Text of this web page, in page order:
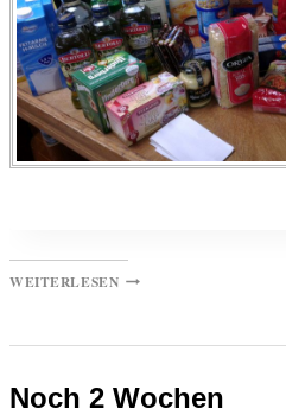
WEITERLESENTÖRNVORBEREITUNG
Noch 2 Wochen